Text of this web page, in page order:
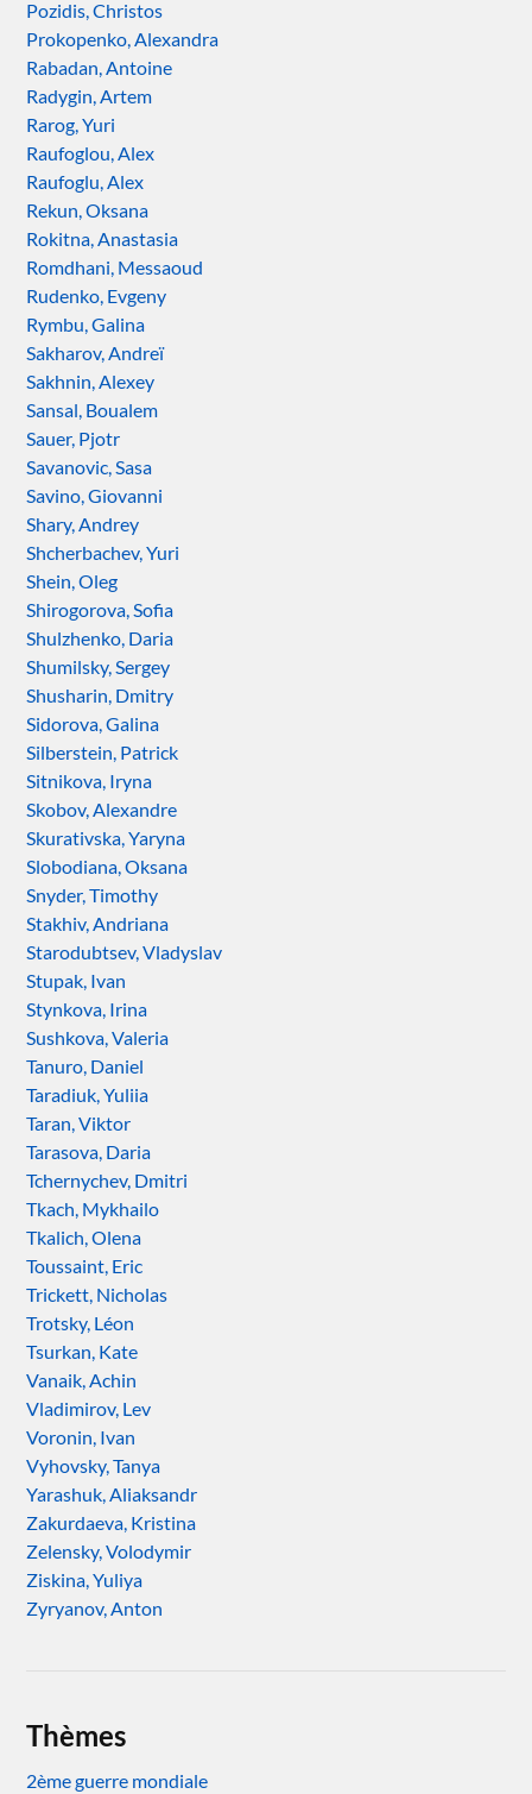
Pozidis, Christos
Prokopenko, Alexandra
Rabadan, Antoine
Radygin, Artem
Rarog, Yuri
Raufoglou, Alex
Raufoglu, Alex
Rekun, Oksana
Rokitna, Anastasia
Romdhani, Messaoud
Rudenko, Evgeny
Rymbu, Galina
Sakharov, Andreï
Sakhnin, Alexey
Sansal, Boualem
Sauer, Pjotr
Savanovic, Sasa
Savino, Giovanni
Shary, Andrey
Shcherbachev, Yuri
Shein, Oleg
Shirogorova, Sofia
Shulzhenko, Daria
Shumilsky, Sergey
Shusharin, Dmitry
Sidorova, Galina
Silberstein, Patrick
Sitnikova, Iryna
Skobov, Alexandre
Skurativska, Yaryna
Slobodiana, Oksana
Snyder, Timothy
Stakhiv, Andriana
Starodubtsev, Vladyslav
Stupak, Ivan
Stynkova, Irina
Sushkova, Valeria
Tanuro, Daniel
Taradiuk, Yuliia
Taran, Viktor
Tarasova, Daria
Tchernychev, Dmitri
Tkach, Mykhailo
Tkalich, Olena
Toussaint, Eric
Trickett, Nicholas
Trotsky, Léon
Tsurkan, Kate
Vanaik, Achin
Vladimirov, Lev
Voronin, Ivan
Vyhovsky, Tanya
Yarashuk, Aliaksandr
Zakurdaeva, Kristina
Zelensky, Volodymir
Ziskina, Yuliya
Zyryanov, Anton
Thèmes
2ème guerre mondiale